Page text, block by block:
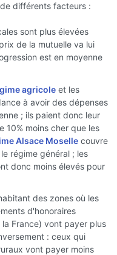
différents facteurs :
sont plus élevées
de la mutuelle va lui
est en moyenne
agricole et les
à avoir des dépenses
; ils paient donc leur
10% moins cher que les
Alsace Moselle couvre
régime général ; les
donc moins élevés pour
des zones où les
d'honoraires
France) vont payer plus
: ceux qui
vont payer moins